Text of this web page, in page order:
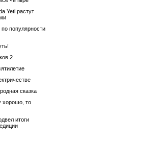
Yeti растут
популярности
2
сказка
хорошо, то
итоги